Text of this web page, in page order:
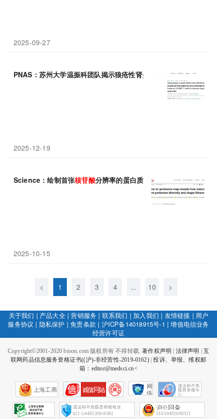
2025-09-27
PNAS：苏州大学温振科团队揭示狼疮性肾炎中肾小球内皮细胞清
2025-12-19
Science：绘制首张核苷酸分辨率的蛋白质组图谱——解码潜伏在
2025-10-15
< 1 2 3 4 ... 10 >
关于我们 | 产品大全|营销服务 | 联系我们 | 加入我们 | 友情链接 | 用户
服务协议 | 隐私保护 |免责条款 | 沪ICP备14018915号-1 |增值电信业务
经营许可证
Copyright©2001-2020 bioon.com 版权所有 不得转载.著作权声明 法律声明
互
联网药品信息服务资格证书((沪)-非经营性-2019-0162)|投诉、举报、维权邮
箱：editor@medsci.cn<
上海工商
网
络
会
征
021-54485309-8082 31010402000321